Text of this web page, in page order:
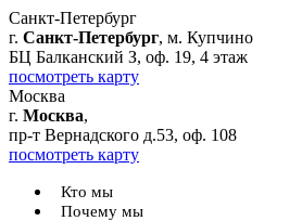
Санкт-Петербург
г. Санкт-Петербург, м. Купчино
БЦ Балканский З, оф. 19, 4 этаж
посмотреть карту
Москва
г. Москва,
пр-т Вернадского д.53, оф. 108
посмотреть карту
Кто мы
Почему мы